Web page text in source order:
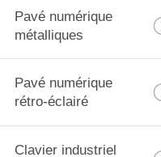
Pavé numérique
métalliques
Pavé numérique
rétro-éclairé
Clavier industriel